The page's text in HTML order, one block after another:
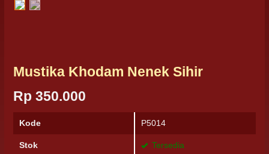
Mustika Khodam Nenek Sihir
Rp 350.000
Kode P5014
Stok Tersedia